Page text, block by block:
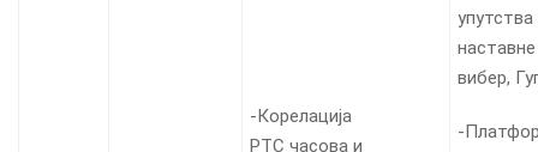
-Корелација
РТС часова и
вибер,
-